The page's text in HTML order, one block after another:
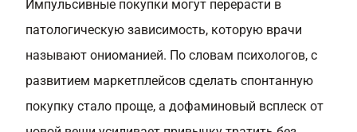
Импульсивные покупки могут перерасти в
патологическую зависимость, которую врачи
называют ониоманией. По словам психологов, с
развитием маркетплейсов сделать спонтанную
покупку стало проще, а дофаминовый всплеск от